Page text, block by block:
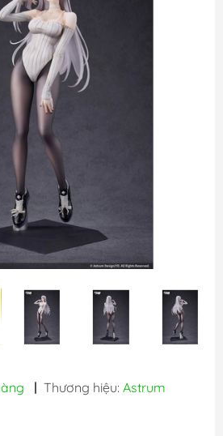
| Thương hiệu: Astrum